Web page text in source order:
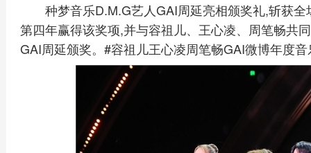
种梦音乐D.M.G艺人GAI周延亮相颁奖礼,斩获
第四年赢得该奖项,并与容祖儿、王心凌、周笔畅共
GAI周延颁奖。#容祖儿王心凌周笔畅GAI微博年度